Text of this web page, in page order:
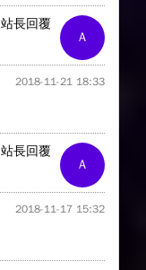
A
站長回覆
2018-11-21 18:33
A
站長回覆
2018-11-17 15:32